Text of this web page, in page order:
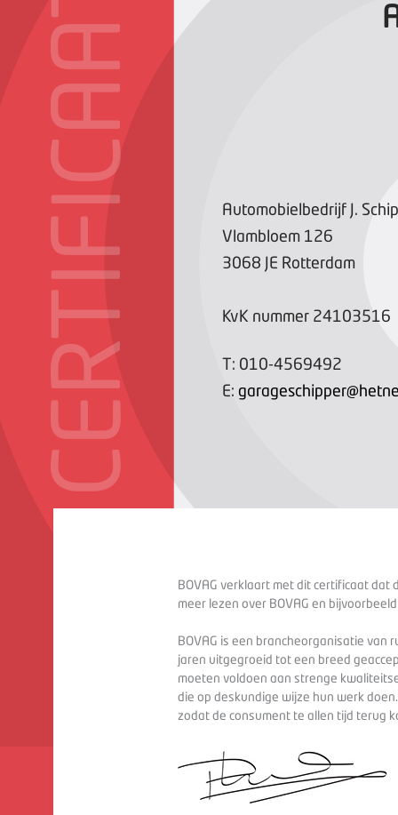
CERTIFICAAT
Automobielbedrijf J.
Vlambloem 126
3068 JE Rotterdam
KvK nummer 24103516
T: 010-4569492
E:
BOVAG verklaart met dit certificaat dat
meer lezen over BOVAG en
BOVAG is een brancheorganisatie van
jaren uitgegroeid tot een breed
moeten voldoen aan strenge
die op deskundige wijze hun werk
zodat de consument te allen tijd terug